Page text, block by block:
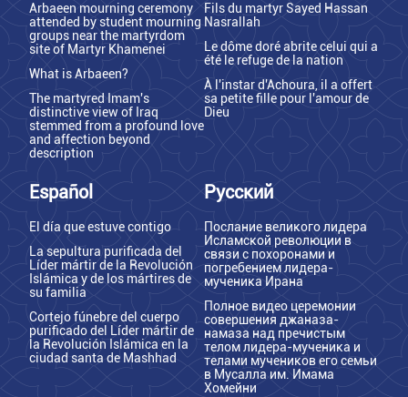
Arbaeen mourning ceremony
attended by student mourning
groups near the martyrdom
site of Martyr Khamenei
What is Arbaeen?
The martyred Imam's
distinctive view of Iraq
stemmed from a profound love
and affection beyond
description
Fils du martyr Sayed Hassan
Nasrallah
Le dôme doré abrite celui qui a
été le refuge de la nation
À l'instar d'Achoura, il a offert
sa petite fille pour l'amour de
Dieu
Español
El día que estuve contigo
La sepultura purificada del
Líder mártir de la Revolución
Islámica y de los mártires de
su familia
Cortejo fúnebre del cuerpo
purificado del Líder mártir de
la Revolución Islámica en la
ciudad santa de Mashhad
Русский
Послание великого лидера
Исламской революции в
связи с похоронами и
погребением лидера-
мученика Ирана
Полное видео церемонии
совершения джаназа-
намаза над пречистым
телом лидера-мученика и
телами мучеников его семьи
в Мусалла им. Имама
Хомейни